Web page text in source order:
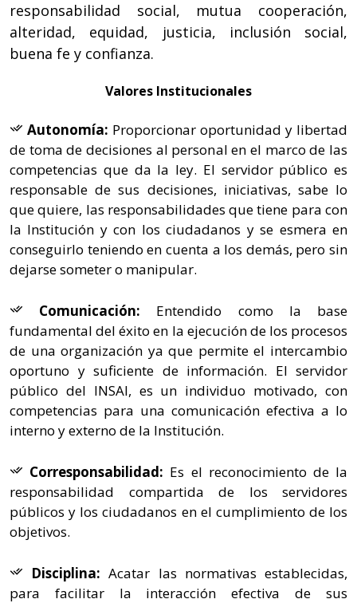
responsabilidad social, mutua cooperación,
alteridad, equidad, justicia, inclusión social,
buena fe y confianza.
Valores Institucionales
Autonomía: Proporcionar oportunidad y libertad
de toma de decisiones al personal en el marco de las
competencias que da la ley. El servidor público es
responsable de sus decisiones, iniciativas, sabe lo
que quiere, las responsabilidades que tiene para con
la Institución y con los ciudadanos y se esmera en
conseguirlo teniendo en cuenta a los demás, pero sin
dejarse someter o manipular.
Comunicación: Entendido como la base
fundamental del éxito en la ejecución de los procesos
de una organización ya que permite el intercambio
oportuno y suficiente de información. El servidor
público del INSAI, es un individuo motivado, con
competencias para una comunicación efectiva a lo
interno y externo de la Institución.
Corresponsabilidad: Es el reconocimiento de la
responsabilidad compartida de los servidores
públicos y los ciudadanos en el cumplimiento de los
objetivos.
Disciplina: Acatar las normativas establecidas,
para facilitar la interacción efectiva de sus